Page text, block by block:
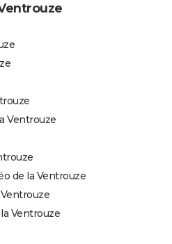
Ventrouze
de la Ventrouze
Ventrouze